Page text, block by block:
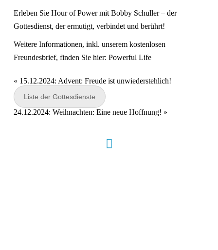
Erleben Sie Hour of Power mit Bobby Schuller – der
Gottesdienst, der ermutigt, verbindet und berührt!
Weitere Informationen, inkl. unserem kostenlosen
Freundesbrief, finden Sie hier: Powerful Life
« 15.12.2024: Advent: Freude ist unwiederstehlich!
Liste der Gottesdienste
24.12.2024: Weihnachten: Eine neue Hoffnung! »